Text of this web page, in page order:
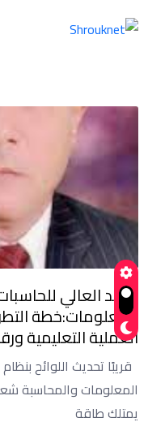
عميد العالي
المعلومات:خطة
العملية التعليمية
قريبًا تحديث اللوائح
المعلومات والمحاسبة
يمتلك طاقة